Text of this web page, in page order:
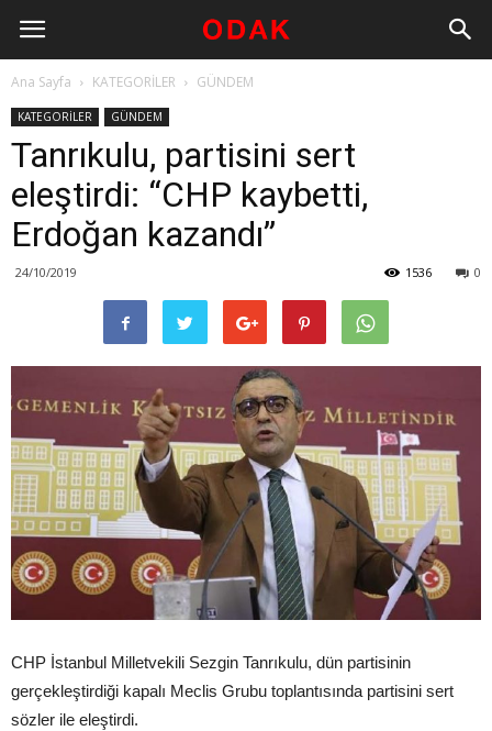
Ana Sayfa KATEGORİLER GÜNDEM
KATEGORİLER GÜNDEM
Tanrıkulu, partisini sert
eleştirdi: “CHP kaybetti,
Erdoğan kazandı”
24/10/2019 0
1536
CHP İstanbul Milletvekili Sezgin Tanrıkulu, dün partisinin
gerçekleştirdiği kapalı Meclis Grubu toplantısında partisini sert
sözler ile eleştirdi.